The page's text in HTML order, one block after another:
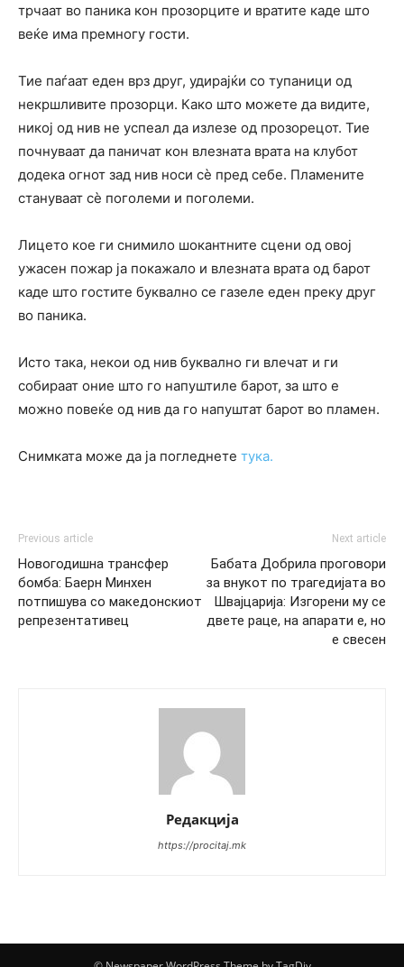
трчаат во паника кон прозорците и вратите каде што
веќе има премногу гости.
Тие паѓаат еден врз друг, удирајќи со тупаници од
некршливите прозорци. Како што можете да видите,
никој од нив не успеал да излезе од прозорецот. Тие
почнуваат да паничат кон влезната врата на клубот
додека огнот зад нив носи сè пред себе. Пламените
стануваат сè поголеми и поголеми.
Лицето кое ги снимило шокантните сцени од овој
ужасен пожар ја покажало и влезната врата од барот
каде што гостите буквално се газеле еден преку друг
во паника.
Исто така, некои од нив буквално ги влечат и ги
собираат оние што го напуштиле барот, за што е
можно повеќе од нив да го напуштат барот во пламен.
Снимката може да ја погледнете тука.
Previous article
Новогодишна трансфер
бомба: Баерн Минхен
потпишува со македонскиот
репрезентативец
Next article
Бабата Добрила проговори
за внукот по трагедијата во
Швајцарија: Изгорени му се
двете раце, на апарати е, но
е свесен
Редакција
https://procitaj.mk